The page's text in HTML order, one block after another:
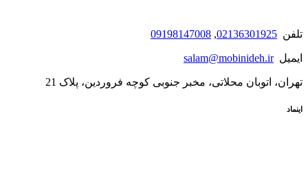
تلفن 02136301925
,
09198147008
ایمیلsalam@mobinideh.ir
تهران، اتوبان محلاتی، مخبر جنوبی کوچه فروردین، پلاک 21
اینماد